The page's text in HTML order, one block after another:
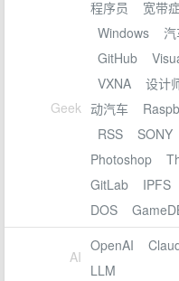
Geek
程序员 宽带
Windows
GitHub
VXNA
设计
动汽车
RSS
SONY
Photoshop
GitLab
IPFS
DOS
AI
OpenAI
LLM